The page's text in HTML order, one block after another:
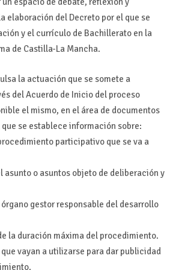
elaboración del Decreto por el que se
y el currículo de Bachillerato en la
de Castilla-La Mancha.
la actuación que se somete a
del Acuerdo de Inicio del proceso
el mismo, en el área de documentos
se establece información sobre:
participativo que se va a
asunto o asuntos objeto de deliberación y
gestor responsable del desarrollo
la duración máxima del procedimiento.
que vayan a utilizarse para dar publicidad